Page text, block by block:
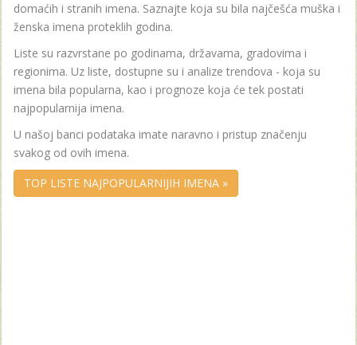
domaćih i stranih imena. Saznajte koja su bila najčešća muška i
ženska imena proteklih godina.
Liste su razvrstane po godinama, državama, gradovima i
regionima. Uz liste, dostupne su i analize trendova - koja su
imena bila popularna, kao i prognoze koja će tek postati
najpopularnija imena.
U našoj banci podataka imate naravno i pristup značenju
svakog od ovih imena.
TOP LISTE NAJPOPULARNIJIH IMENA »